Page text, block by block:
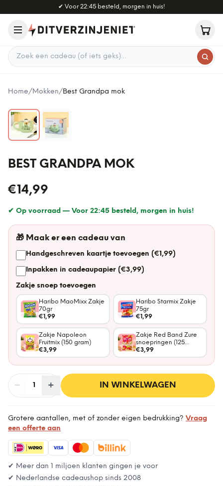
Naar hoofdinhoud
✔ Voor 22:45 besteld, morgen in huis!
Zoek een cadeau
Home/Mokken/Best Grandpa mok
BEST GRANDPA MOK
€14,99
✔ Op voorraad — Voor 22:45 besteld, morgen in huis!
🎁 Maak er een cadeau van
Handgeschreven kaartje toevoegen (€1,99)
Inpakken in cadeaupapier (€3,99)
Zakje snoep toevoegen
Haribo MaoMixx Zakje
70gr
€1,99
Haribo Starmix Zakje
75gr
€1,99
Zakje Napoleon
Fruitmix (150 gram)
€3,99
Zakje Red Band Zure
snoepringen (125
gram)
€3,99
− Aantal
1 + IN WINKELWAGEN
Grotere aantallen, met of zonder eigen bedrukking? Vraag
een offerte aan
✔ Meer dan 1 miljoen klanten gingen je voor
✔ Nederlandse cadeaushop sinds 2008